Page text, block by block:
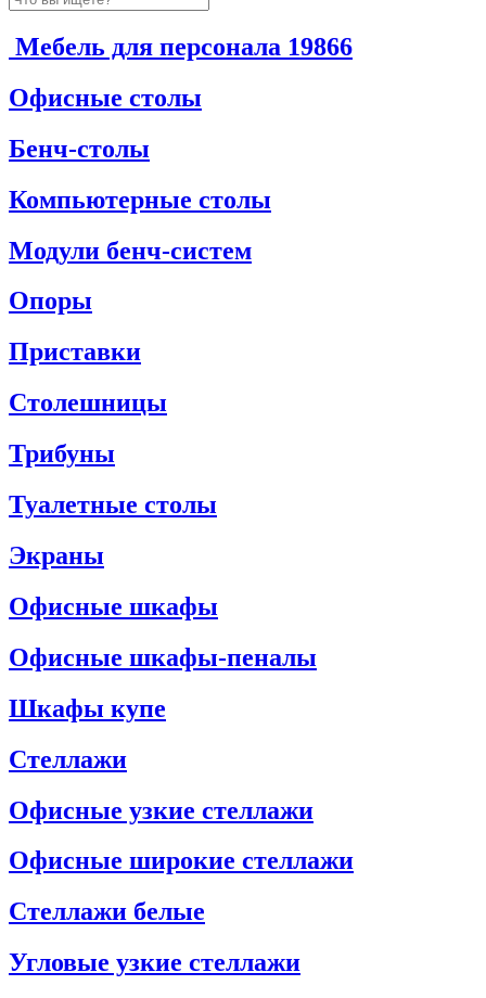
Мебель для персонала 19866
Офисные столы
Бенч-столы
Компьютерные столы
Модули бенч-систем
Опоры
Приставки
Столешницы
Трибуны
Туалетные столы
Экраны
Офисные шкафы
Офисные шкафы-пеналы
Шкафы купе
Стеллажи
Офисные узкие стеллажи
Офисные широкие стеллажи
Стеллажи белые
Угловые узкие стеллажи